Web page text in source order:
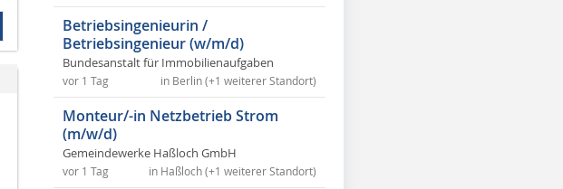
Betriebsingenieurin /
Betriebsingenieur (w/m/d)
Bundesanstalt für Immobilienaufgaben
in Berlin (+1 weiterer Standort)
vor 1 Tag
Monteur/-in Netzbetrieb Strom
(m/w/d)
Gemeindewerke Haßloch GmbH
in Haßloch (+1 weiterer Standort)
vor 1 Tag